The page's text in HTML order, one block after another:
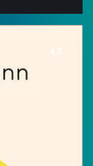
4.5